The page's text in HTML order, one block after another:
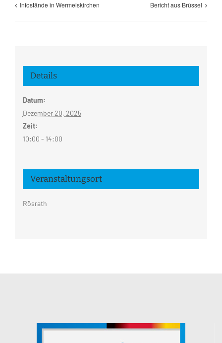
Infostände in Wermelskirchen Bericht aus Brüssel
Details
Datum:
Dezember 20, 2025
Zeit:
10:00 - 14:00
Veranstaltungsort
Rösrath